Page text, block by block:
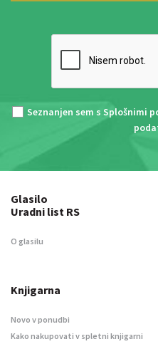
Seznanjen sem s Splošnimi
Glasilo
Uradni list RS
O glasilu
Knjigarna
Novo v ponudbi
Kako nakupovati v spletni knjigarni